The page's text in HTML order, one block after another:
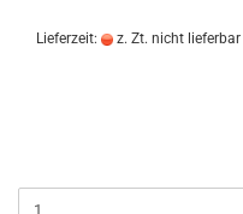
Lieferzeit: z. Zt. nicht lieferbar